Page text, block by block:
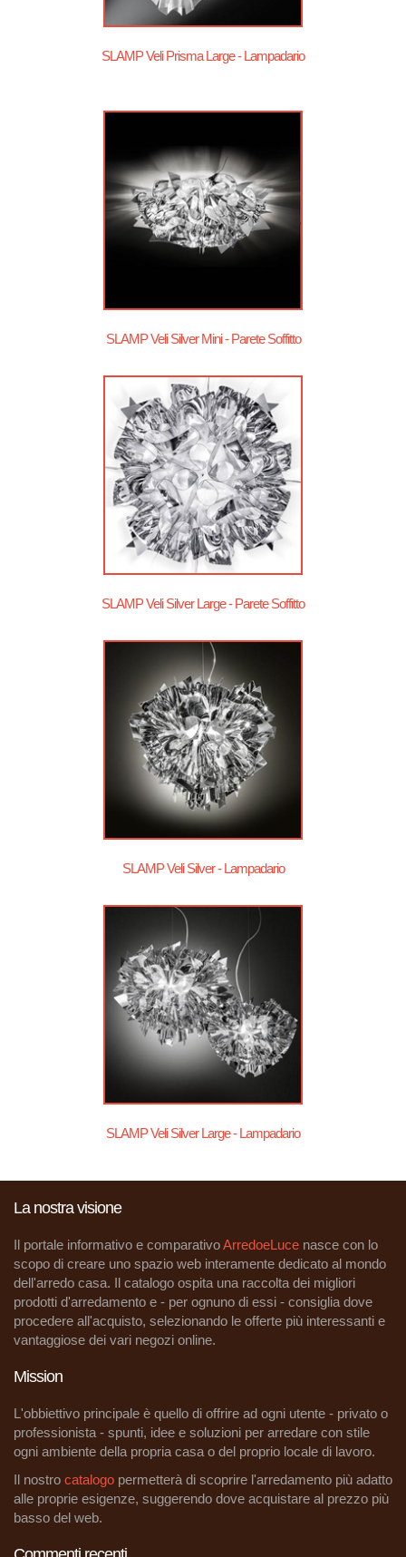
SLAMP Veli Prisma Large - Lampadario
SLAMP Veli Silver Mini - Parete Soffitto
SLAMP Veli Silver Large - Parete Soffitto
SLAMP Veli Silver - Lampadario
SLAMP Veli Silver Large - Lampadario
La nostra visione
Il portale informativo e comparativoArredoeLuce nasce con lo
scopo di creare uno spazio web interamente dedicato al mondo
dell'arredo casa. Il catalogo ospita una raccolta dei migliori
prodotti d'arredamento e - per ognuno di essi - consiglia dove
procedere all'acquisto, selezionando le offerte più interessanti e
vantaggiose dei vari negozi online.
Mission
L'obbiettivo principale è quello di offrire ad ogni utente - privato o
professionista - spunti, idee e soluzioni per arredare con stile
ogni ambiente della propria casa o del proprio locale di lavoro.
Il nostro catalogo permetterà di scoprire l'arredamento più adatto
alle proprie esigenze, suggerendo dove acquistare al prezzo più
basso del web.